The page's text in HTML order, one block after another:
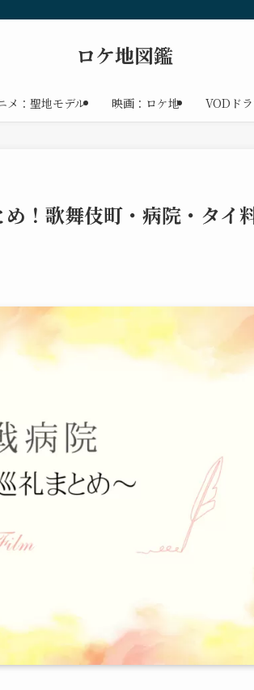
ロケ地図鑑
メ：聖地モデル 映画：ロケ地 VODド
！歌舞伎町・病院・タイ